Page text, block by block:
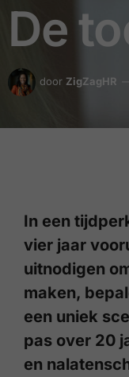
De
door ZigZagHR
In een
vier jaar
uitnodigen
maken,
een uniek
pas over 20
en